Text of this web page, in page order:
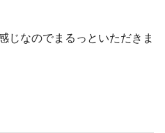
じなのでまるっといただきま